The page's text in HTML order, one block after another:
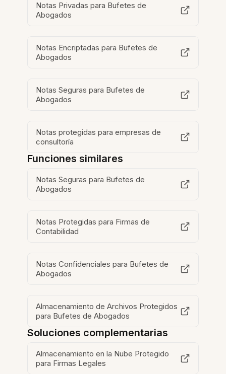
Notas Privadas para Bufetes de
Abogados
Notas Encriptadas para Bufetes de
Abogados
Notas Seguras para Bufetes de
Abogados
Notas protegidas para empresas de
consultoría
Funciones similares
Notas Seguras para Bufetes de
Abogados
Notas Protegidas para Firmas de
Contabilidad
Notas Confidenciales para Bufetes de
Abogados
Almacenamiento de Archivos Protegidos
para Bufetes de Abogados
Soluciones complementarias
Almacenamiento en la Nube Protegido
para Firmas Legales